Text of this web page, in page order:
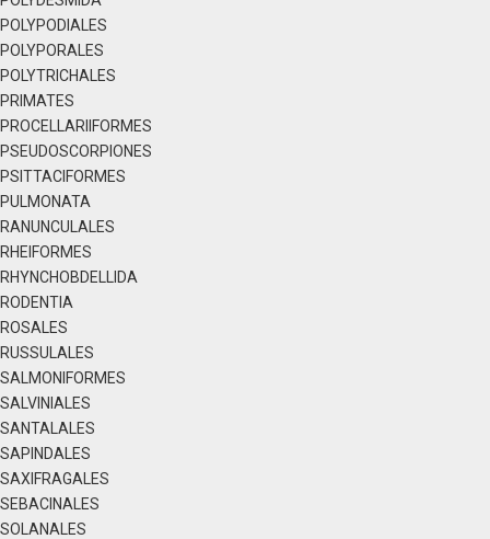
POLYPODIALES
POLYPORALES
POLYTRICHALES
PRIMATES
PROCELLARIIFORMES
PSEUDOSCORPIONES
PSITTACIFORMES
PULMONATA
RANUNCULALES
RHEIFORMES
RHYNCHOBDELLIDA
RODENTIA
ROSALES
RUSSULALES
SALMONIFORMES
SALVINIALES
SANTALALES
SAPINDALES
SAXIFRAGALES
SEBACINALES
SOLANALES